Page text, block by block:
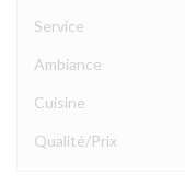
Service
Ambiance
Cuisine
Qualité/Prix